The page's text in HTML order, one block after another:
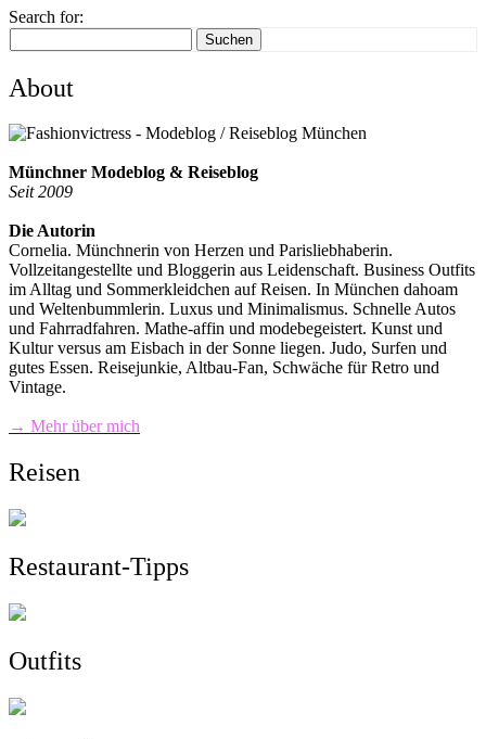
Search for:
Suchen
About
Münchner Modeblog & Reiseblog
Seit 2009
Die Autorin
Cornelia. Münchnerin von Herzen und Parisliebhaberin.
Vollzeitangestellte und Bloggerin aus Leidenschaft. Business Outfits
im Alltag und Sommerkleidchen auf Reisen. In München dahoam
und Weltenbummlerin. Luxus und Minimalismus. Schnelle Autos
und Fahrradfahren. Mathe-affin und modebegeistert. Kunst und
Kultur versus am Eisbach in der Sonne liegen. Judo, Surfen und
gutes Essen. Reisejunkie, Altbau-Fan, Schwäche für Retro und
Vintage.
→ Mehr über mich
Reisen
Restaurant-Tipps
Outfits